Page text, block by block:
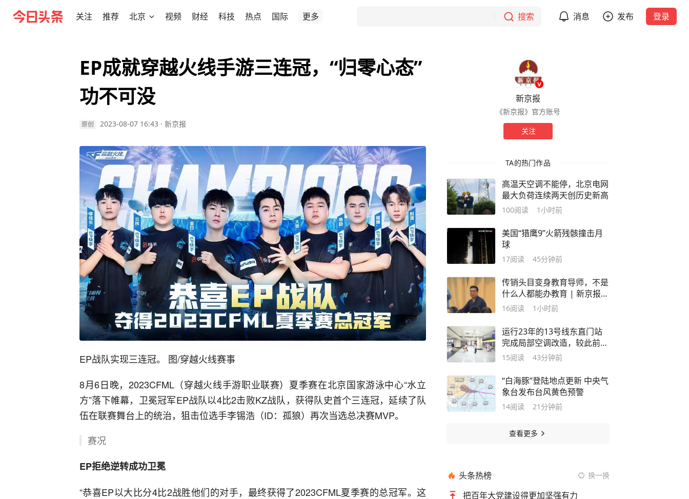
关注 推荐 北京 视频 财经 科技 热点 国际 更多 搜索 消息 发布 登录
EP成就穿越火线手游三连冠，“归零心态”
功不可没
原创 2023-08-07 16:43 · 新京报
EP战队实现三连冠。 图/穿越火线赛事
8月6日晚，2023CFML（穿越火线手游职业联赛）夏季赛在北京国家游泳中心“水立
方”落下帷幕，卫冕冠军EP战队以4比2击败KZ战队，获得队史首个三连冠，延续了队
伍在联赛舞台上的统治，狙击位选手李锡浩（ID：孤狼）再次当选总决赛MVP。
赛况
EP拒绝逆转成功卫冕
“恭喜EP以大比分4比2战胜他们的对手，最终获得了2023CFML夏季赛的总冠军。这
新京报
《新京报》官方账号
关注
TA的热门作品
高温天空调不能停，北京电网
最大负荷连续两天创历史新高
100阅读 1小时前
美国“猎鹰9”火箭残骸撞击月
球
17阅读 45分钟前
传销头目变身教育导师，不是
什么人都能办教育 | 新京报快
评
16阅读 1小时前
运行23年的13号线东直门站
完成局部空调改造，较此前降
约2℃
15阅读 43分钟前
“白海豚”登陆地点更新 中央气
象台发布台风黄色预警
14阅读 21分钟前
查看更多
头条热榜 换一换
把百年大党建设得更加坚强有力